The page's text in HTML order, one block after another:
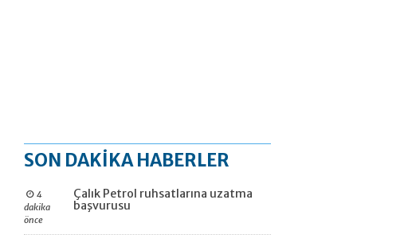
SON DAKİKA HABERLER
4
dakika
önce
Çalık Petrol ruhsatlarına uzatma
başvurusu